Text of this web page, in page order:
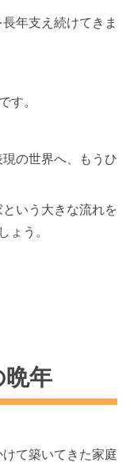
年支え続けてきま
す。
の世界へ、もうひ
いう大きな流れを
ょう。
晩年
て築いてきた家庭